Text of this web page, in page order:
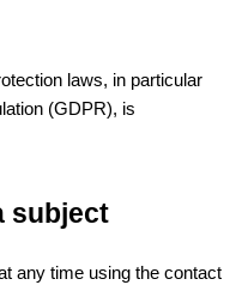
laws, in particular
(GDPR), is
subject
any time using the contact